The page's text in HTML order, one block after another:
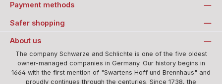
Payment methods
Safer shopping
About us
The company Schwarze and Schlichte is one of the five oldest
owner-managed companies in Germany. Our history begins in
1664 with the first mention of "Swartens Hoff und Brennhaus" and
proudly continues through the centuries. Since 1738, the